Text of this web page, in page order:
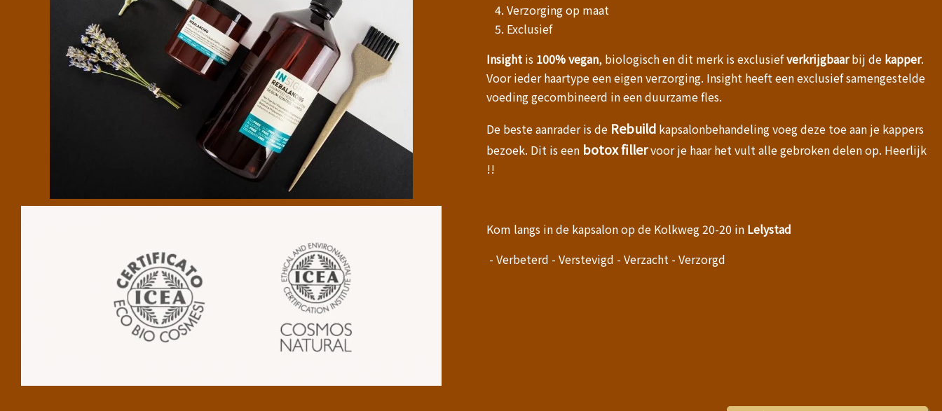
4. Verzorging op maat
5. Exclusief
Insight is 100% vegan, biologisch en dit merk is exclusiefverkrijgbaarbij de kapper.
Voor ieder haartype een eigen verzorging. Insight heeft een exclusief samengestelde
voeding gecombineerd in een duurzame fles.
De beste aanrader is de Rebuild kapsalonbehandeling voeg deze toe aan je kappers
bezoek. Dit is een botox fillervoor je haar het vult alle gebroken delen op. Heerlijk
!!
Kom langs in de kapsalon op de Kolkweg 20-20 in Lelystad
- Verbeterd - Verstevigd - Verzacht - Verzorgd